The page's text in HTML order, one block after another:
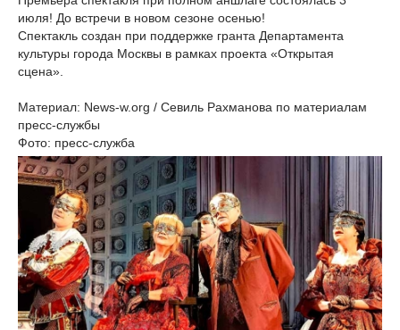
июля! До встречи в новом сезоне осенью!
Спектакль создан при поддержке гранта Департамента
культуры города Москвы в рамках проекта «Открытая
сцена».
Материал: News-w.org / Севиль Рахманова по материалам
пресс-службы
Фото: пресс-служба